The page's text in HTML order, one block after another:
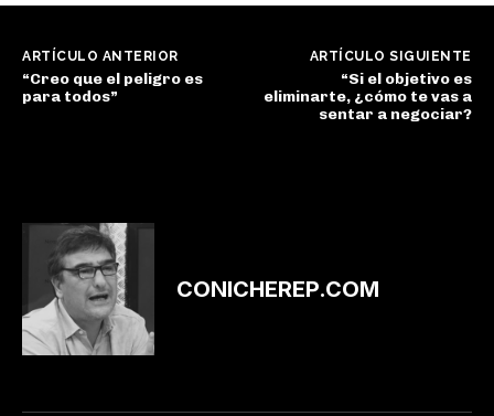
ARTÍCULO ANTERIOR
“Creo que el peligro es
para todos”
ARTÍCULO SIGUIENTE
“Si el objetivo es
eliminarte, ¿cómo te vas a
sentar a negociar?
CONICHEREP.COM